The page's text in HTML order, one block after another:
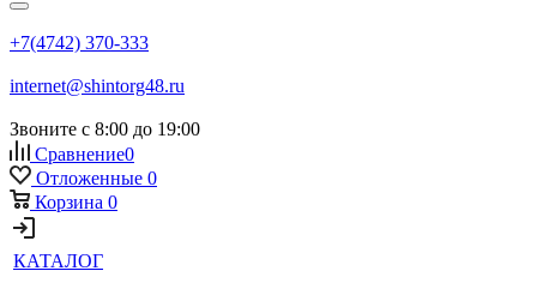
+7(4742) 370-333
internet@shintorg48.ru
Звоните с 8:00 до 19:00
Сравнение0
Отложенные 0
Корзина 0
КАТАЛОГ